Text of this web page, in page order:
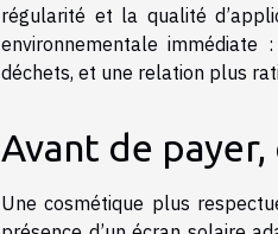
régularité et la qualité
environnementale immédiate
déchets, et une relation plus
Avant de
Une cosmétique plus